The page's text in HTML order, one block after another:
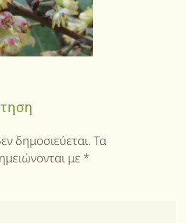
δημοσιεύεται. Τα
με *